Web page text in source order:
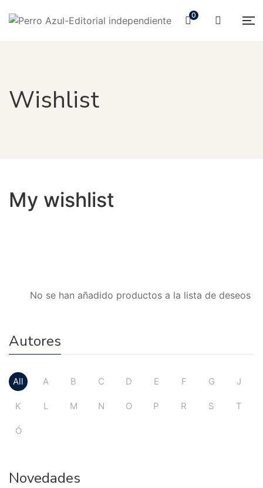
0
Wishlist
My wishlist
No se han añadido productos a la lista de deseos
Autores
All A B C D E F G J
K L M N O P R S T
Ó
Novedades